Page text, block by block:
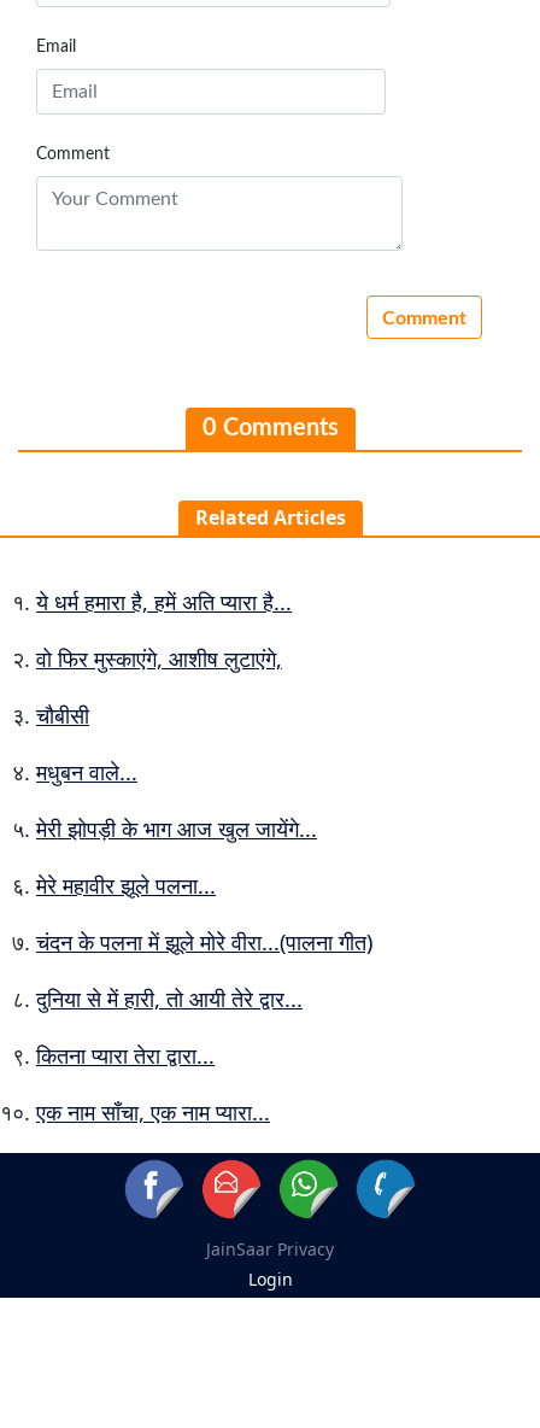
Email
Comment
0 Comments
Related Articles
ये धर्म हमारा है, हमें अति प्यारा है...
वो फिर मुस्काएंगे, आशीष लुटाएंगे,
चौबीसी
मधुबन वाले...
मेरी झोपड़ी के भाग आज खुल जायेंगे...
मेरे महावीर झूले पलना...
चंदन के पलना में झूले मोरे वीरा...(पालना गीत)
दुनिया से में हारी, तो आयी तेरे द्वार...
कितना प्यारा तेरा द्वारा...
एक नाम साँचा, एक नाम प्यारा...
JainSaar Privacy
Login